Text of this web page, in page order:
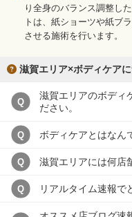
り全身のバランス調整し
トは、紙ショーツや紙ブ
させる施術を行います。
滋賀エリア×ボディケア
Q
滋賀エリアのボディ
ださい。
Q ボディケアとはなん
Q 滋賀エリアには何店
Q リアルタイム速報で